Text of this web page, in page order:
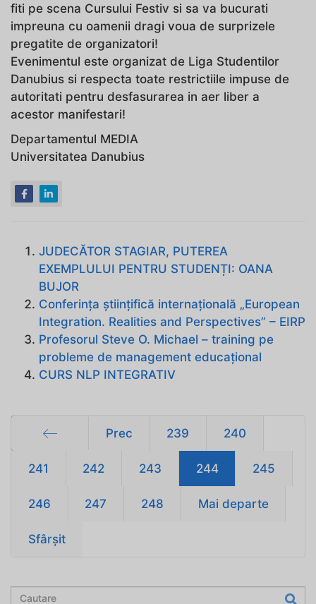
fiti pe scena Cursului Festiv si sa va bucurati
impreuna cu oamenii dragi voua de surprizele
pregatite de organizatori!
Evenimentul este organizat de Liga Studentilor
Danubius si respecta toate restrictiile impuse de
autoritati pentru desfasurarea in aer liber a
acestor manifestari!
Departamentul MEDIA
Universitatea Danubius
JUDECĂTOR STAGIAR, PUTEREA
EXEMPLULUI PENTRU STUDENȚI: OANA
BUJOR
Conferinţa ştiinţifică internaţională „European
Integration. Realities and Perspectives” – EIRP
Profesorul Steve O. Michael – training pe
probleme de management educațional
CURS NLP INTEGRATIV
Start
Prec 239 240
241 242 243 244 245
246 247 248 Mai departe
Sfârșit